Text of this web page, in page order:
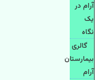
آرام در
یک
نگاه
گالری
بیمارستان
آرام